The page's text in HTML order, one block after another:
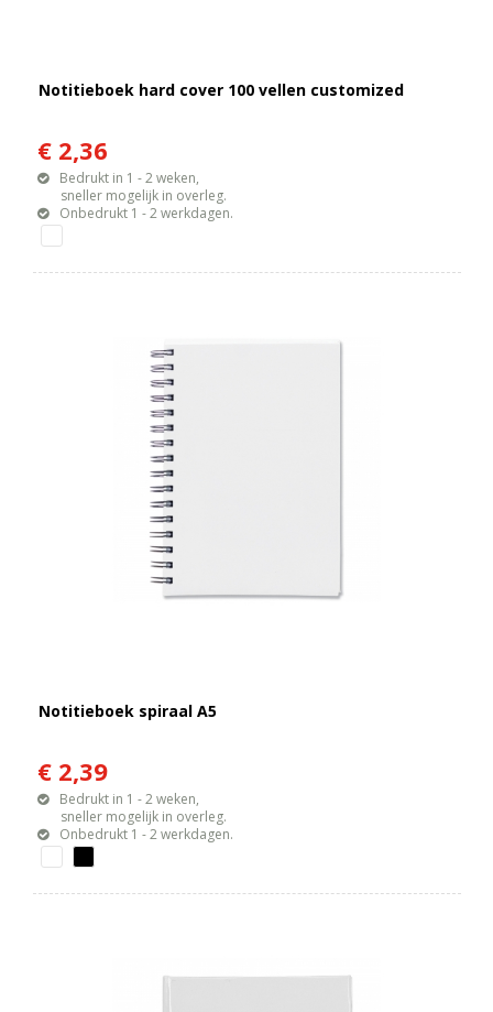
Notitieboek hard cover 100 vellen customized
€ 2,36
Bedrukt in 1 - 2 weken,
sneller mogelijk in overleg.
Onbedrukt 1 - 2 werkdagen.
Notitieboek spiraal A5
€ 2,39
Bedrukt in 1 - 2 weken,
sneller mogelijk in overleg.
Onbedrukt 1 - 2 werkdagen.